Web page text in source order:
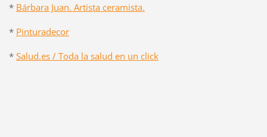
* Bárbara Juan. Artista ceramista.
* Pinturadecor
* Salud.es / Toda la salud en un click